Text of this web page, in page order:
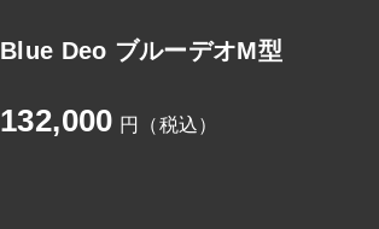
Blue Deo ブルーデオM型
132,000 円（税込）